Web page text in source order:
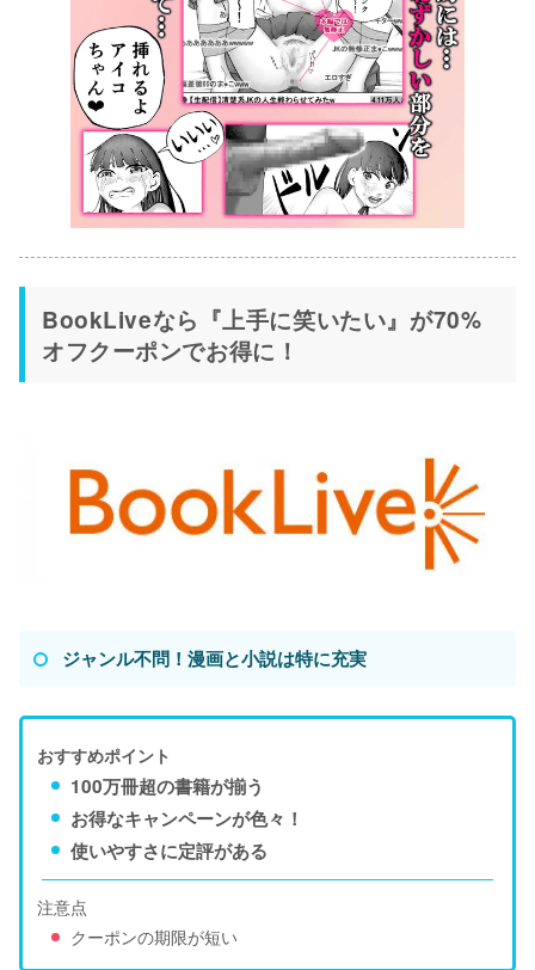
BookLiveなら『上手に笑いたい』が70%
オフクーポンでお得に！
ジャンル不問！漫画と小説は特に充実
おすすめポイント
100万冊超の書籍が揃う
お得なキャンペーンが色々！
使いやすさに定評がある
注意点
クーポンの期限が短い